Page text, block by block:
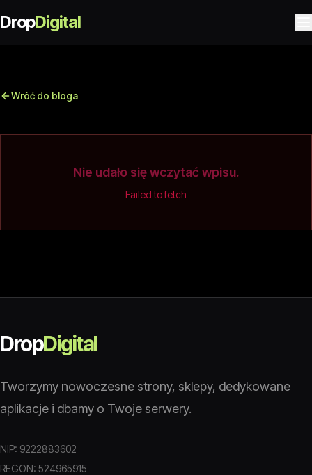
DropDigital
Wróć do bloga
Nie udało się wczytać wpisu.
Failed to fetch
DropDigital
Tworzymy nowoczesne strony, sklepy, dedykowane
aplikacje i dbamy o Twoje serwery.
NIP: 9222883602
REGON: 524965915